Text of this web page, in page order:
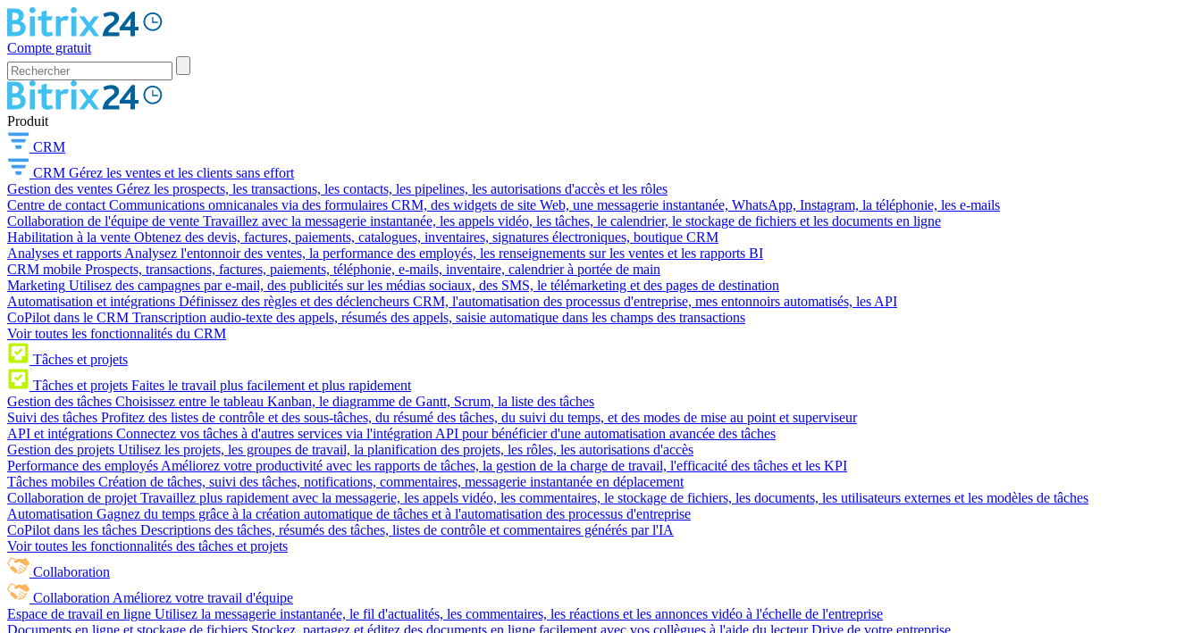
Compte gratuit
Produit
CRM
CRM Gérez les ventes et les clients sans effort
Gestion des ventes Gérez les prospects, les transactions, les contacts, les pipelines, les autorisations d'accès et les rôles
Centre de contact Communications omnicanales via des formulaires CRM, des widgets de site Web, une messagerie instantanée, WhatsApp, Instagram, la téléphonie, les e-mails
Collaboration de l'équipe de vente Travaillez avec la messagerie instantanée, les appels vidéo, les tâches, le calendrier, le stockage de fichiers et les documents en ligne
Habilitation à la vente Obtenez des devis, factures, paiements, catalogues, inventaires, signatures électroniques, boutique CRM
Analyses et rapports Analysez l'entonnoir des ventes, la performance des employés, les renseignements sur les ventes et les rapports BI
CRM mobile Prospects, transactions, factures, paiements, téléphonie, e-mails, inventaire, calendrier à portée de main
Marketing Utilisez des campagnes par e-mail, des publicités sur les médias sociaux, des SMS, le télémarketing et des pages de destination
Automatisation et intégrations Définissez des règles et des déclencheurs CRM, l'automatisation des processus d'entreprise, mes entonnoirs automatisés, les API
CoPilot dans le CRM Transcription audio-texte des appels, résumés des appels, saisie automatique dans les champs des transactions
Voir toutes les fonctionnalités du CRM
Tâches et projets
Tâches et projets Faites le travail plus facilement et plus rapidement
Gestion des tâches Choisissez entre le tableau Kanban, le diagramme de Gantt, Scrum, la liste des tâches
Suivi des tâches Profitez des listes de contrôle et des sous-tâches, du résumé des tâches, du suivi du temps, et des modes de mise au point et superviseur
API et intégrations Connectez vos tâches à d'autres services via l'intégration API pour bénéficier d'une automatisation avancée des tâches
Gestion des projets Utilisez les projets, les groupes de travail, la planification des projets, les rôles, les autorisations d'accès
Performance des employés Améliorez votre productivité avec les rapports de tâches, la gestion de la charge de travail, l'efficacité des tâches et les KPI
Tâches mobiles Création de tâches, suivi des tâches, notifications, commentaires, messagerie instantanée en déplacement
Collaboration de projet Travaillez plus rapidement avec la messagerie, les appels vidéo, les commentaires, le stockage de fichiers, les documents, les utilisateurs externes et les modèles de tâches
Automatisation Gagnez du temps grâce à la création automatique de tâches et à l'automatisation des processus d'entreprise
CoPilot dans les tâches Descriptions des tâches, résumés des tâches, listes de contrôle et commentaires générés par l'IA
Voir toutes les fonctionnalités des tâches et projets
Collaboration
Collaboration Améliorez votre travail d'équipe
Espace de travail en ligne Utilisez la messagerie instantanée, le fil d'actualités, les commentaires, les réactions et les annonces vidéo à l'échelle de l'entreprise
Documents en ligne et stockage de fichiers Stockez, partagez et éditez des documents en ligne facilement avec vos collègues à l'aide du lecteur Drive de votre entreprise